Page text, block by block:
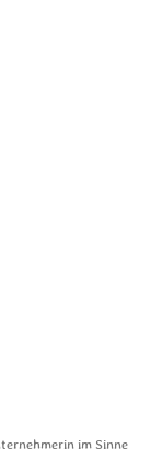
im Sinne